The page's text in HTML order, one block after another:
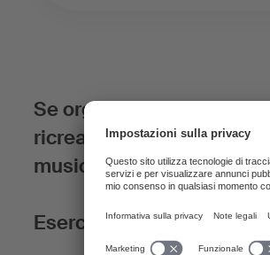
Se organizzate una
ricreativa con musica, vi
musica.
Esercizi di ristorazione